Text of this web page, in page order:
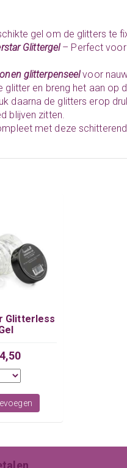
gel om de glitters te
Glittergel – Perfect
glitterpenseelvoor
en breng het aan op
daarna de glitters erop
blijven zitten.
met deze
Glitterless